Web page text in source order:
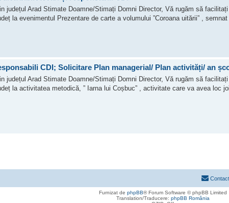
județul Arad Stimate Doamne/Stimați Domni Director, Vă rugăm să
la evenimentul Prezentare de carte a volumului ”Coroana uitării” ,
CDI; Solicitare Plan managerial/ Plan activități/ an
județul Arad Stimate Doamne/Stimați Domni Director, Vă rugăm să
la activitatea metodică, ” Iarna lui Coșbuc” , activitate care va avea loc
Furnizat de phpBB® Forum Software © phpBB Limited
Translation/Traducere: phpBB România